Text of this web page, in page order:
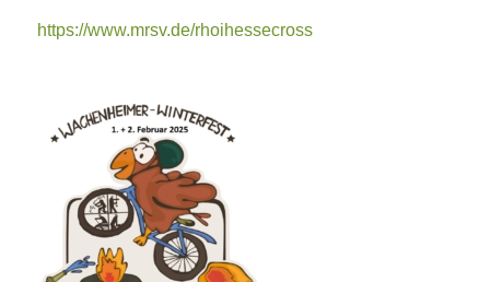
https://www.mrsv.de/rhoihessecross